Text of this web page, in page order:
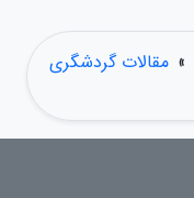
» مقالات گردشگری